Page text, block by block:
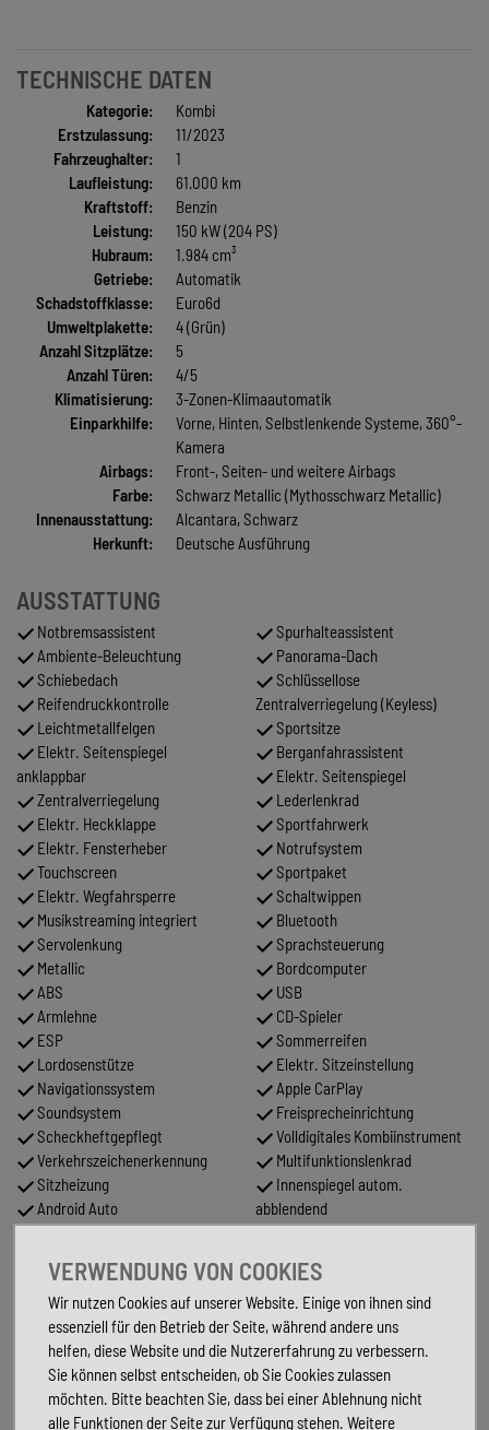
TECHNISCHE DATEN
Kategorie:
Kombi
Erstzulassung:
11/2023
Fahrzeughalter:
1
Laufleistung:
61.000 km
Kraftstoff:
Benzin
Leistung:
150 kW (204 PS)
Hubraum:
1.984 cm³
Getriebe:
Automatik
Schadstoffklasse:
Euro6d
Umweltplakette:
4 (Grün)
Anzahl Sitzplätze:
5
Anzahl Türen:
4/5
Klimatisierung:
3-Zonen-Klimaautomatik
Einparkhilfe:
Vorne, Hinten, Selbstlenkende Systeme, 360°-
Kamera
Airbags:
Front-, Seiten- und weitere Airbags
Farbe:
Schwarz Metallic (Mythosschwarz Metallic)
Innenausstattung:
Alcantara, Schwarz
Herkunft:
Deutsche Ausführung
AUSSTATTUNG
Notbremsassistent
Ambiente-Beleuchtung
Schiebedach
Reifendruckkontrolle
Leichtmetallfelgen
Elektr. Seitenspiegel
anklappbar
Zentralverriegelung
Elektr. Heckklappe
Elektr. Fensterheber
Touchscreen
Elektr. Wegfahrsperre
Musikstreaming integriert
Servolenkung
Metallic
ABS
Armlehne
ESP
Lordosenstütze
Navigationssystem
Soundsystem
Scheckheftgepflegt
Verkehrszeichenerkennung
Sitzheizung
Android Auto
Partikelfilter
Garantie
Tuner/Radio
Regensensor
Spurhalteassistent
Panorama-Dach
Schlüssellose
Zentralverriegelung (Keyless)
Sportsitze
Berganfahrassistent
Elektr. Seitenspiegel
Lederlenkrad
Sportfahrwerk
Notrufsystem
Sportpaket
Schaltwippen
Bluetooth
Sprachsteuerung
Bordcomputer
USB
CD-Spieler
Sommerreifen
Elektr. Sitzeinstellung
Apple CarPlay
Freisprecheinrichtung
Volldigitales Kombiinstrument
Multifunktionslenkrad
Innenspiegel autom.
abblendend
Isofix
Lichtsensor
Abstandstempomat
Start/Stopp-Automatik
LED-Tagfahrlicht
FAHRZEUGBESCHREIBUNG
VERWENDUNG VON COOKIES
Wir nutzen Cookies auf unserer Website. Einige von ihnen sind
essenziell für den Betrieb der Seite, während andere uns
helfen, diese Website und die Nutzererfahrung zu verbessern.
Sie können selbst entscheiden, ob Sie Cookies zulassen
möchten. Bitte beachten Sie, dass bei einer Ablehnung nicht
alle Funktionen der Seite zur Verfügung stehen. Weitere